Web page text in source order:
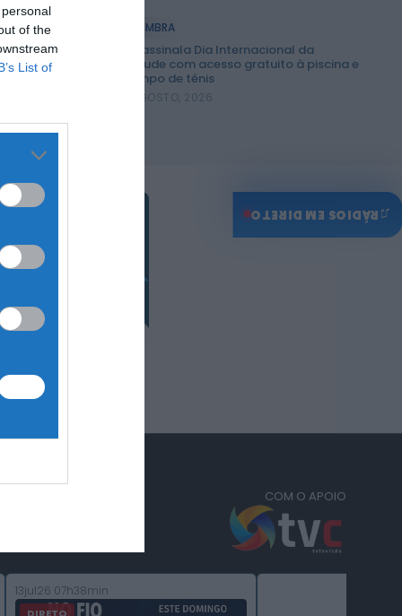
of the
List of
COIMBRA
Lousã assinala Dia Internacional da
Juventude com acesso gratuito à piscina e
ao campo de ténis
4 DE AGOSTO, 2026
COM O APOIO
13jul26 07h38min
DIRETO
♫
RÁDIOS EM DIRETO